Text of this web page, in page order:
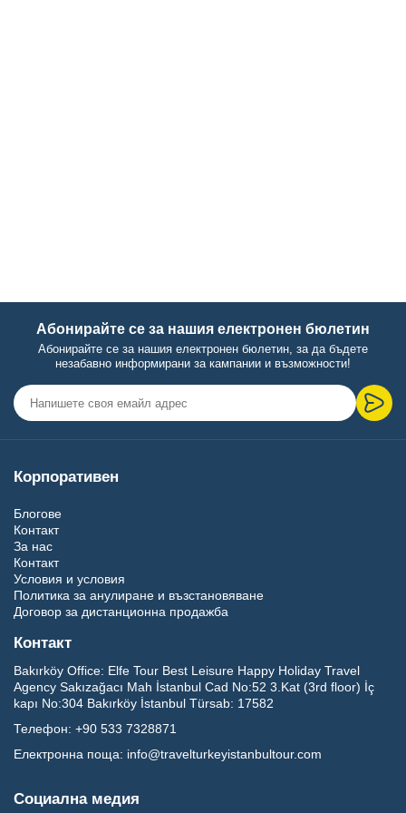
Абонирайте се за нашия електронен бюлетин
Абонирайте се за нашия електронен бюлетин, за да бъдете
незабавно информирани за кампании и възможности!
Корпоративен
Блогове
Контакт
За нас
Контакт
Условия и условия
Политика за анулиране и възстановяване
Договор за дистанционна продажба
Контакт
Bakırköy Office: Elfe Tour Best Leisure Happy Holiday Travel
Agency Sakızağacı Mah İstanbul Cad No:52 3.Kat (3rd floor) İç
kapı No:304 Bakırköy İstanbul Türsab: 17582
Телефон: +90 533 7328871
Електронна поща: info@travelturkeyistanbultour.com
Социална медия